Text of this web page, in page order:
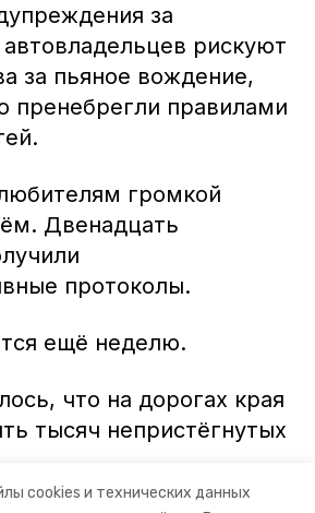
cookies и технических данных
за
рискуют
за пьяное вождение,
пренебрегли правилами
громкой
Двенадцать
протоколы.
ещё неделю.
что на дорогах края
тысяч непристёгнутых